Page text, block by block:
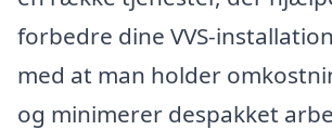
forbedre dine VVS-
med at man holder
og minimerer despakket